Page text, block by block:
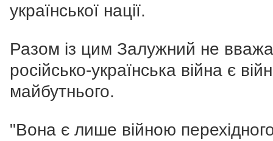
української нації.
Разом із цим Залужний не
російсько-українська війна є
майбутнього.
"Вона є лише війною